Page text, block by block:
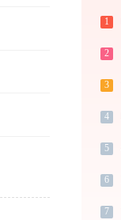
1
2
3
4
5
6
7